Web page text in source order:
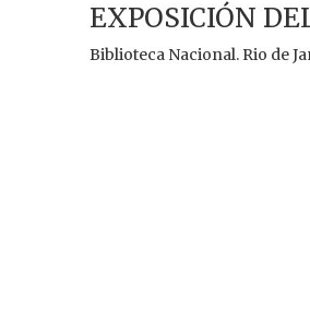
EXPOSICIÓN
Biblioteca Nacional. Rio de